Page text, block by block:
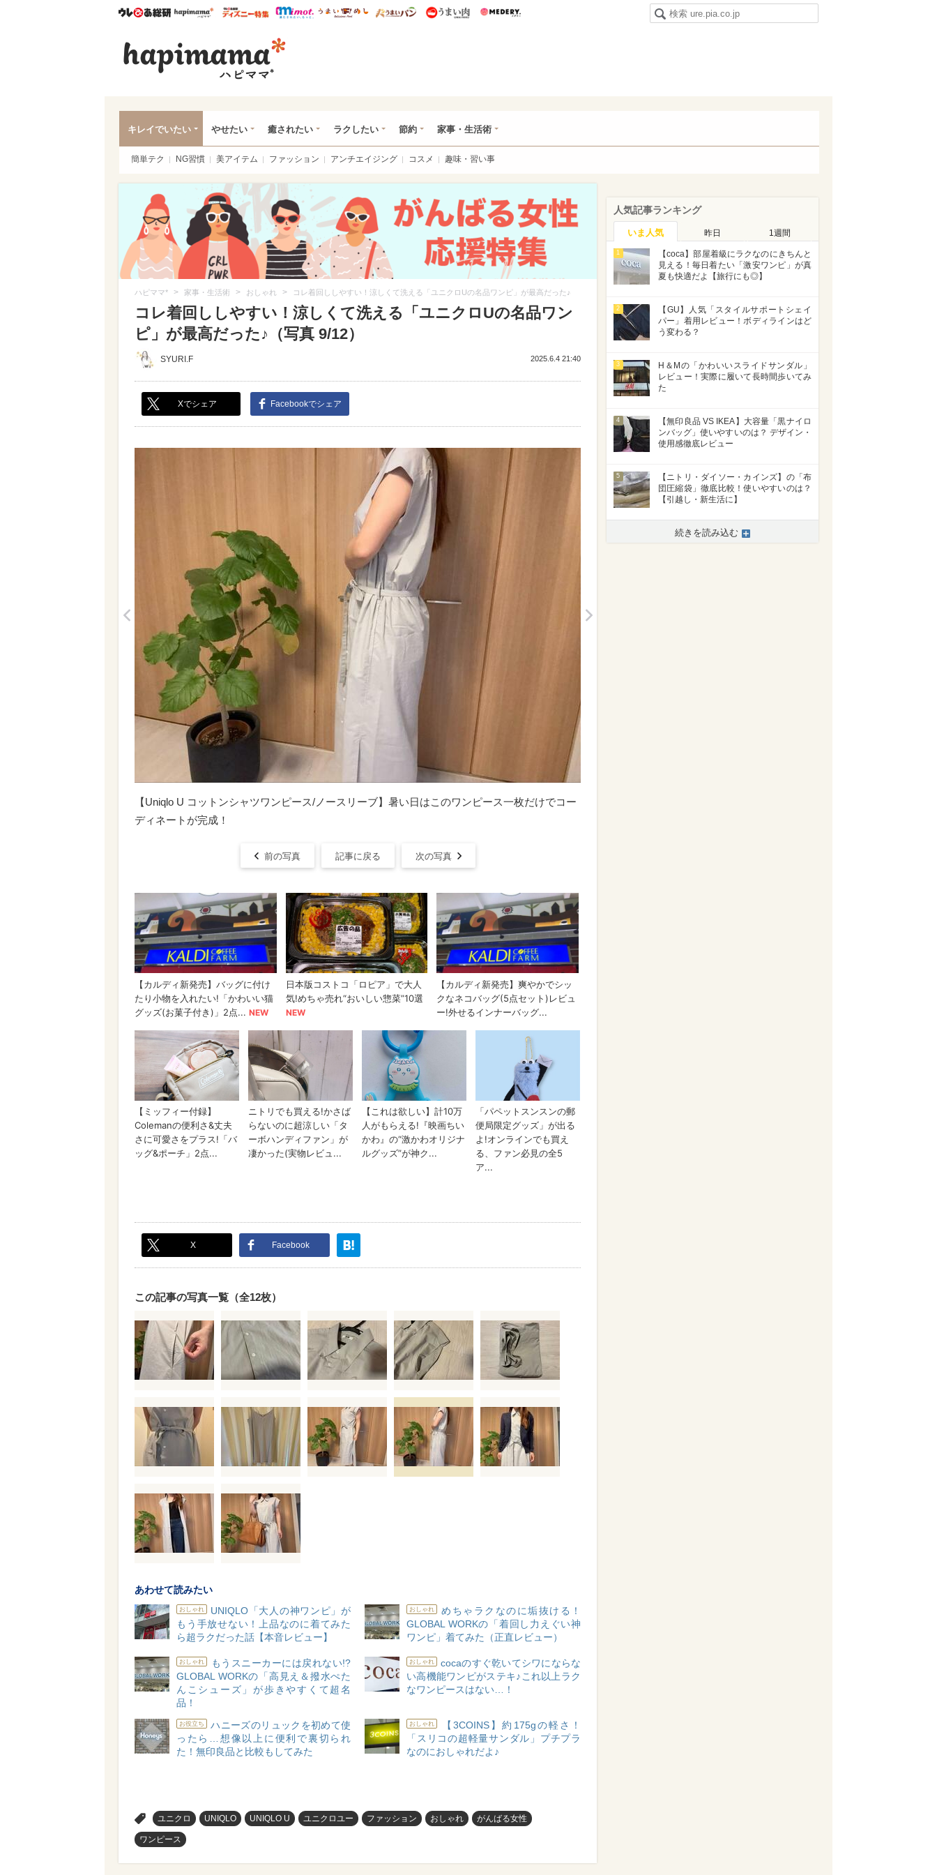
ウレぴあ総研ハピママ* ウレぴあ総研 ディズニー特集
mimot. うまいめし うまいパン うまい肉
キレイでいたい やせたい 癒されたい ラクしたい 節約 家事・生活術
簡単テク NG習慣 美アイテム ファッション アンチエイジング コスメ 趣味・習い事
ハピママ* > 家事・生活術 > おしゃれ > コレ着回ししやすい！涼しくて洗える「ユニクロUの名品ワンピ」が最高だった♪
コレ着回ししやすい！涼しくて洗える「ユニクロUの名品ワン
ピ」が最高だった♪（写真 9/12）
SYURI.F 2025.6.4 21:40
Xでシェア Facebookでシェア
【Uniqlo U コットンシャツワンピース/ノースリーブ】暑い日はこのワンピース一枚だけでコー
ディネートが完成！
前の写真 記事に戻る 次の写真
X Facebook
この記事の写真一覧（全12枚）
あわせて読みたい
おしゃれ
UNIQLO「大人の神ワンピ」が
もう手放せない！上品なのに着てみた
ら超ラクだった話【本音レビュー】
おしゃれ
めちゃラクなのに垢抜ける！
GLOBAL WORKの「着回し力えぐい神
ワンピ」着てみた（正直レビュー）
おしゃれ
もうスニーカーには戻れない!?
GLOBAL WORKの「高見え＆撥水ぺた
んこシューズ」が歩きやすくて超名
品！
おしゃれ
cocaのすぐ乾いてシワにならな
い高機能ワンピがステキ♪これ以上ラク
なワンピースはない…！
お役立ち
ハニーズのリュックを初めて使
ったら…想像以上に便利で裏切られ
た！無印良品と比較もしてみた
おしゃれ
【3COINS】約175gの軽さ！
「スリコの超軽量サンダル」プチプラ
なのにおしゃれだよ♪
ユニクロ UNIQLO UNIQLO U ユニクロユー ファッション おしゃれ がんばる女性
ワンピース
人気記事ランキング
いま人気 昨日 1週間
1
【coca】部屋着級にラクなのにきちんと
見える！毎日着たい「激安ワンピ」が真
夏も快適だよ【旅行にも◎】
2
【GU】人気「スタイルサポートシェイ
パー」着用レビュー！ボディラインはど
う変わる？
3
H＆Mの「かわいいスライドサンダル」
レビュー！実際に履いて長時間歩いてみ
た
4
【無印良品 VS IKEA】大容量「黒ナイロ
ンバッグ」使いやすいのは？ デザイン・
使用感徹底レビュー
5
【ニトリ・ダイソー・カインズ】の「布
団圧縮袋」徹底比較！使いやすいのは？
【引越し・新生活に】
続きを読み込む